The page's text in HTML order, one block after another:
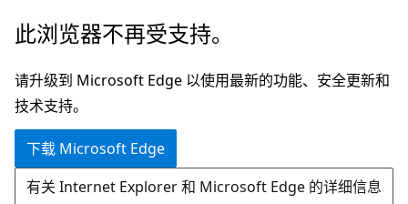
跳
主
要
内
此浏览器不再受支持。
请升级到 Microsoft Edge 以使用最新的功能、安全更新和
技术支持。
下载 Microsoft Edge
有关 Internet Explorer 和 Microsoft Edge 的详细信息